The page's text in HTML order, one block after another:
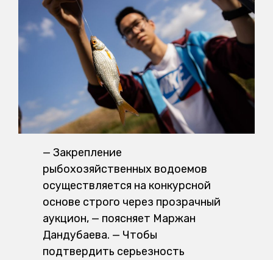
— Закрепление
рыбохозяйственных водоемов
осуществляется на конкурсной
основе строго через прозрачный
аукцион, — поясняет Маржан
Дандубаева. — Чтобы
подтвердить серьезность